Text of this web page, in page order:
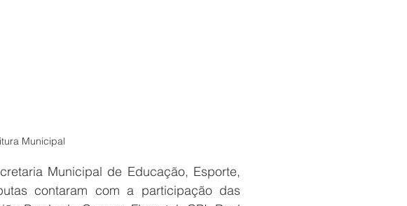
Municipal
Municipal de Educação, Esporte,
contaram com a participação das